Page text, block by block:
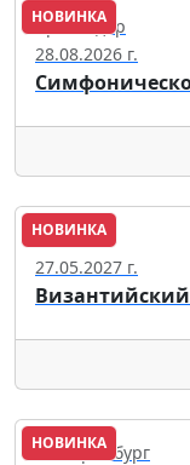
НОВИНКА
Краснодар
28.08.2026 г.
НОВИНКА
Москва
27.05.2027 г.
НОВИНКА
Екатеринбург